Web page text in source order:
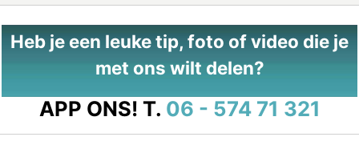
Heb je een leuke tip, foto of video die je
met ons wilt delen?
APP ONS! T. 06 - 574 71 321